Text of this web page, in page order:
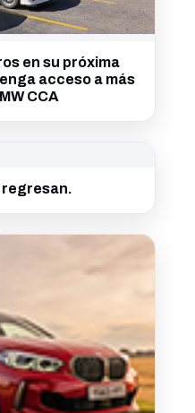
en su próxima
acceso a más
CCA
regresan.